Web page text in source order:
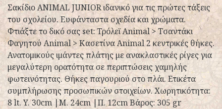
Σακίδιο ANIMAL JUNIOR ιδανικό για τις πρώτες τάξεις
του σχολείου. Ευφάνταστα σχεδία και χρώματα.
Φτιάξτε το δικό σας set: Τρόλεϊ Animal > Τσαντάκι
Φαγητού Animal > Κασετίνα Animal 2 κεντρικές θήκες.
Ανατομικούς ιμάντες πλάτης με ανακλαστικές ρίγες για
μεγαλύτερη ορατότητα σε περιπτώσεις χαμηλής
φωτεινότητας. Θήκες παγουριού στο πλάι. Ετικέτα
συμπλήρωσης προσωπικών στοιχείων. Χωρητικότητα:
8 lt. Y. 30cm |Μ. 24cm |Π. 12cm Βάρος: 305 gr